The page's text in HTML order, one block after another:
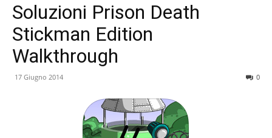
Soluzioni Prison Death
Stickman Edition
Walkthrough
17 Giugno 2014 0